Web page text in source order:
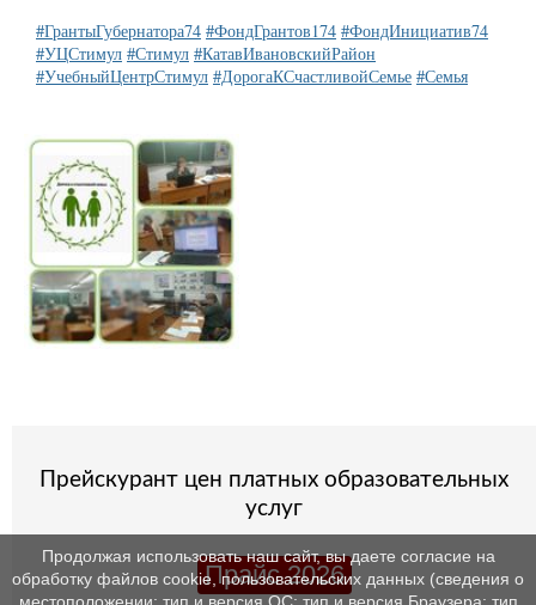
#ГрантыГубернатора74 #ФондГрантов174 #ФондИнициатив74
#УЦСтимул #Стимул #КатавИвановскийРайон
#УчебныйЦентрСтимул #ДорогаКСчастливойСемье #Семья
Прейскурант цен платных образовательных
услуг
Прайс 2026
Продолжая использовать наш сайт, вы даете согласие на
обработку файлов cookie, пользовательских данных (сведения о